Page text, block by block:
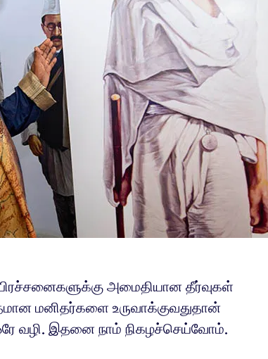
அமைதியான தீர்வுகள்
மனிதர்களை உருவாக்குவதுதான்
வழி. இதனை நாம் நிகழச்செய்வோம்.